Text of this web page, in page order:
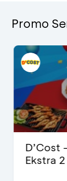
Promo
D’Cost
Ekstra